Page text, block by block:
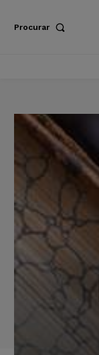
Procurar